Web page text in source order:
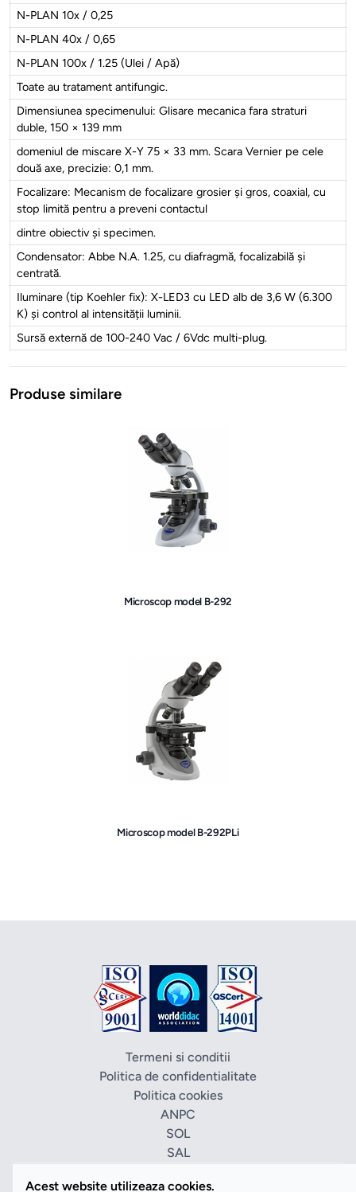
N-PLAN 10x / 0,25
N-PLAN 40x / 0,65
N-PLAN 100x / 1.25 (Ulei / Apă)
Toate au tratament antifungic.
Dimensiunea specimenului: Glisare mecanica fara straturi
duble, 150 × 139 mm
domeniul de miscare X-Y 75 × 33 mm. Scara Vernier pe cele
două axe, precizie: 0,1 mm.
Focalizare: Mecanism de focalizare grosier și gros, coaxial, cu
stop limită pentru a preveni contactul
dintre obiectiv și specimen.
Condensator: Abbe N.A. 1.25, cu diafragmă, focalizabilă și
centrată.
Iluminare (tip Koehler fix): X-LED3 cu LED alb de 3,6 W (6.300
K) și control al intensității luminii.
Sursă externă de 100-240 Vac / 6Vdc multi-plug.
Produse similare
Microscop model B-292
Microscop model B-292PLi
Termeni si conditii
Politica de confidentialitate
Politica cookies
ANPC
SOL
SAL
Acest website utilizeaza cookies.